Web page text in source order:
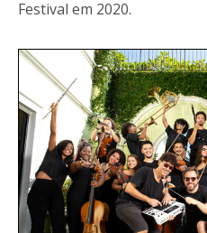
Festival em 2020.